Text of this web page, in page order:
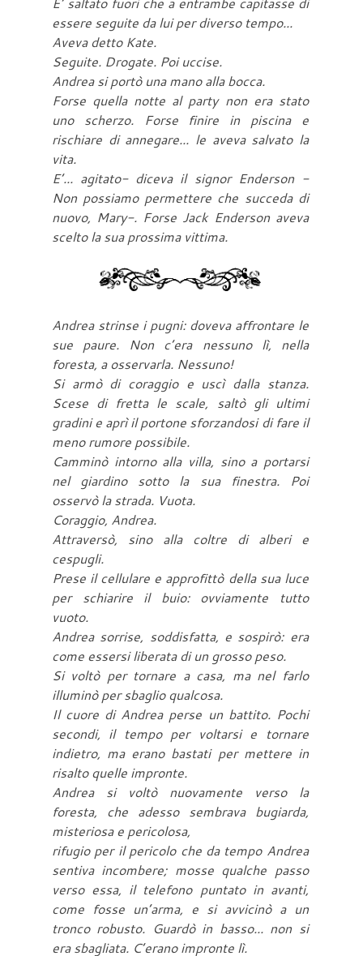
essere seguite da lui per diverso tempo...
Aveva detto Kate.
Seguite. Drogate. Poi uccise.
Andrea si portò una mano alla bocca.
Forse quella notte al party non era stato
uno scherzo. Forse finire in piscina e
rischiare di annegare... le aveva salvato la
vita.
E’... agitato- diceva il signor Enderson -
Non possiamo permettere che succeda di
nuovo, Mary-. Forse Jack Enderson aveva
scelto la sua prossima vittima.
Andrea strinse i pugni: doveva affrontare le
sue paure. Non c’era nessuno lì, nella
foresta, a osservarla. Nessuno!
Si armò di coraggio e uscì dalla stanza.
Scese di fretta le scale, saltò gli ultimi
gradini e aprì il portone sforzandosi di fare il
meno rumore possibile.
Camminò intorno alla villa, sino a portarsi
nel giardino sotto la sua finestra. Poi
osservò la strada. Vuota.
Coraggio, Andrea.
Attraversò, sino alla coltre di alberi e
cespugli.
Prese il cellulare e approfittò della sua luce
per schiarire il buio: ovviamente tutto
vuoto.
Andrea sorrise, soddisfatta, e sospirò: era
come essersi liberata di un grosso peso.
Si voltò per tornare a casa, ma nel farlo
illuminò per sbaglio qualcosa.
Il cuore di Andrea perse un battito. Pochi
secondi, il tempo per voltarsi e tornare
indietro, ma erano bastati per mettere in
risalto quelle impronte.
Andrea si voltò nuovamente verso la
foresta, che adesso sembrava bugiarda,
misteriosa e pericolosa,
rifugio per il pericolo che da tempo Andrea
sentiva incombere; mosse qualche passo
verso essa, il telefono puntato in avanti,
come fosse un’arma, e si avvicinò a un
tronco robusto. Guardò in basso... non si
era sbagliata. C’erano impronte lì.